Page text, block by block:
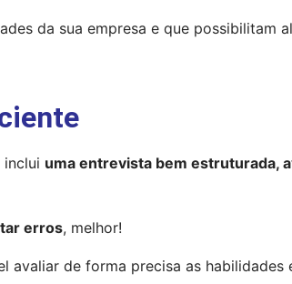
da sua empresa e que possibilitam
uma entrevista bem estruturada,
erros, melhor!
de forma precisa as